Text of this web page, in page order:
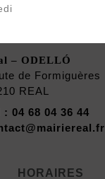
– ODELLÓ
de Formiguères
REAL
: 04 68 04 36 44
HORAIRES